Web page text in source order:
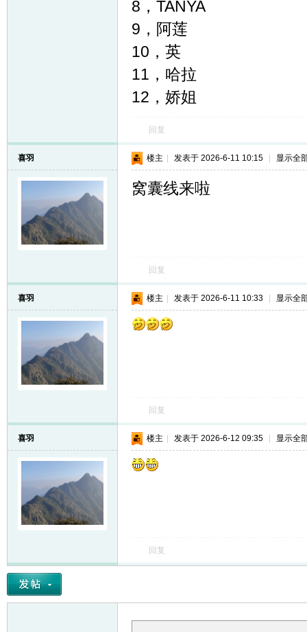
8，TANYA
9，阿莲
10，英
11，哈拉
12，娇姐
回复
喜羽 楼主 发表于 2026-6-11 10:15 显示全
窝囊线来啦
回复
喜羽 楼主 发表于 2026-6-11 10:33 显示全
回复
喜羽 楼主 发表于 2026-6-12 09:35 显示全
回复